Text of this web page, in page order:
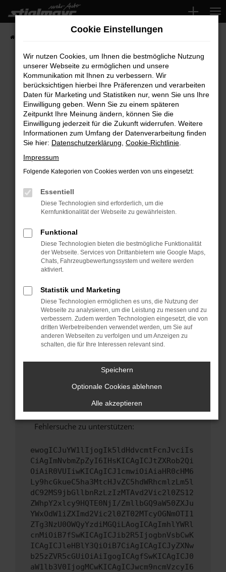
Zum
Hauptinhalt
springen
Fehler: Network Error
Beim Laden ist ein Fehler aufgetreten.
Hier sind ein paar Tipps, die dir helfen können:
Überprüfe deine Firewall und deine
Internetverbindung.
Laden andere Webseiten, zum Beispiel deine
Manche Erweiterungen, wie Werbeblocker,
können das Laden bestimmter Seiten
verhindern. Funktioniert die Seite in einem
Fenster?
Starte dein Gerät neu.
Das kann manchmal helfen, vorübergehende
Probleme zu beheben.
Stelle sicher, dass dein Browser und dein
Betriebssystem auf dem neuesten Stand
sind.
Veraltete Software birgt nicht nur ein
Sicherheitsrisiko, sondern kann auch dazu
führen, dass bestimmte Funktionen nicht mehr
Wende dich an den Webseitenbetreiber.
Wenn du alle oben genannten Schritte versucht
hast, kontaktiere uns bitte. Wir werden
versuchen, das Problem zu beheben. Du kannst
uns diesen Text schicken, um uns bei der
Fehlersuche zu unterstützen:
ewogICJuYW1lIjogIk5ldHdvcmtFcnJvciIs
CiAgImNvbmZpZyI6IHsKICAgICJtZXRob2Qi
OiAiR0VUIiwKICAgICJ1cmwiOiAiaHR0cHM6
Ly9hcGkueC5ha3MtcHJvZC5hdWRhcmlzLm5l
dC92MS9jbGllbnRzLzIzMTAvd2Vic2l0ZS12
ZWhpY2xlcy9HQTE0NjI/ZmllbGQ9aW50ZXJu
YWxOdW1iZXImd2Vic2l0ZT02MTcyOGNmOTI1
ZTg3NzU0OWQyYzdiMGQiLAogICAgImhlYWRl
cnMiOiB7fSwKICAgICJib2R5IjogbnVsbCwK
ICAgICJleHBlY3QiOiB7CiAgICAgICJyZXNw
b25zZVR5cGUiOiAiIgogICAgfSwKICAgICJ0
aW1lb3V0IjogMCwKICAgICJwcm9ncmVzcyI6
Cookie Einstellungen
Wir nutzen Cookies, um Ihnen die bestmögliche Nutzung
unserer Webseite zu ermöglichen und unsere
Kommunikation mit Ihnen zu verbessern. Wir
berücksichtigen hierbei Ihre Präferenzen und verarbeiten
Daten für Marketing und Statistiken nur, wenn Sie uns Ihre
Einwilligung geben. Wenn Sie zu einem späteren
Zeitpunkt Ihre Meinung ändern, können Sie die
Einwilligung jederzeit für die Zukunft widerrufen. Weitere
Informationen zum Umfang der Datenverarbeitung finden
Sie hier: Datenschutzerklärung Cookie-Richtlinie
Impressum
Folgende Kategorien von Cookies werden von uns eingesetzt:
Essentiell
Diese Technologien sind erforderlich, um die
Kernfunktionalität der Webseite zu gewährleisten.
Funktional
Diese Technologien bieten die bestmögliche Funktionalität
der Webseite. Services von Drittanbietern wie Google Maps,
Chats, Fahrzeugbewertungssystem und weitere werden
aktiviert.
Statistik und Marketing
Diese Technologien ermöglichen es uns, die Nutzung der
Webseite zu analysieren, um die Leistung zu messen und zu
verbessern. Zudem werden Technologien eingesetzt, die von
dritten Werbetreibenden verwendet werden, um Sie auf
anderen Webseiten zu verfolgen und um Anzeigen zu
schalten, die für Ihre Interessen relevant sind.
Speichern
Optionale Cookies ablehnen
Alle akzeptieren